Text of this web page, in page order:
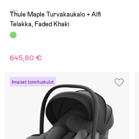
(0)
Thule Maple Turvakaukalo + Alfi
Telakka, Faded Khaki
645,80 €
Ilmaiset toimituskulut